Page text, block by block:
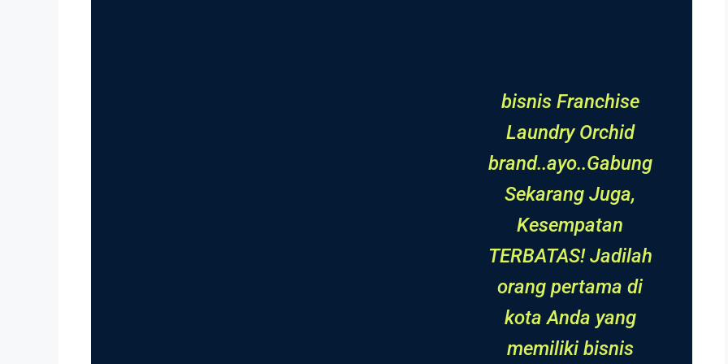
bisnis Franchise
Laundry Orchid
brand..ayo..Gabung
Sekarang Juga,
Kesempatan
TERBATAS! Jadilah
orang pertama di
kota Anda yang
memiliki bisnis